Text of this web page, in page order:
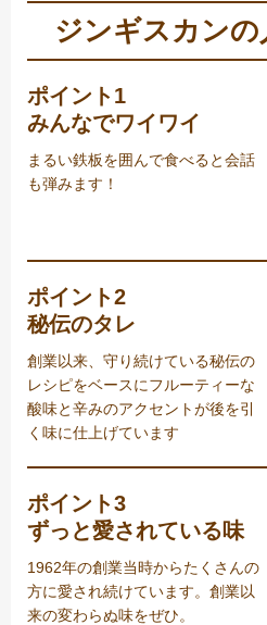
ジンギスカンの
ポイント1
みんなでワイワイ
まるい鉄板を囲んで食べると会話
も弾みます！
ポイント2
秘伝のタレ
創業以来、守り続けている秘伝の
レシピをベースにフルーティーな
酸味と辛みのアクセントが後を引
く味に仕上げています
ポイント3
ずっと愛されている味
1962年の創業当時からたくさんの
方に愛され続けています。創業以
来の変わらぬ味をぜひ。